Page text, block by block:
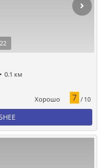
0.1 км
Хорошо 7 / 10